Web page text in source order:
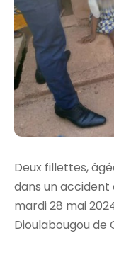
Deux fillettes,
dans un accident
mardi 28 mai
Dioulabougou de